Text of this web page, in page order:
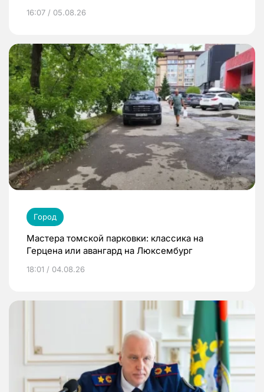
16:07 / 05.08.26
Город
Мастера томской парковки: классика на
Герцена или авангард на Люксембург
18:01 / 04.08.26